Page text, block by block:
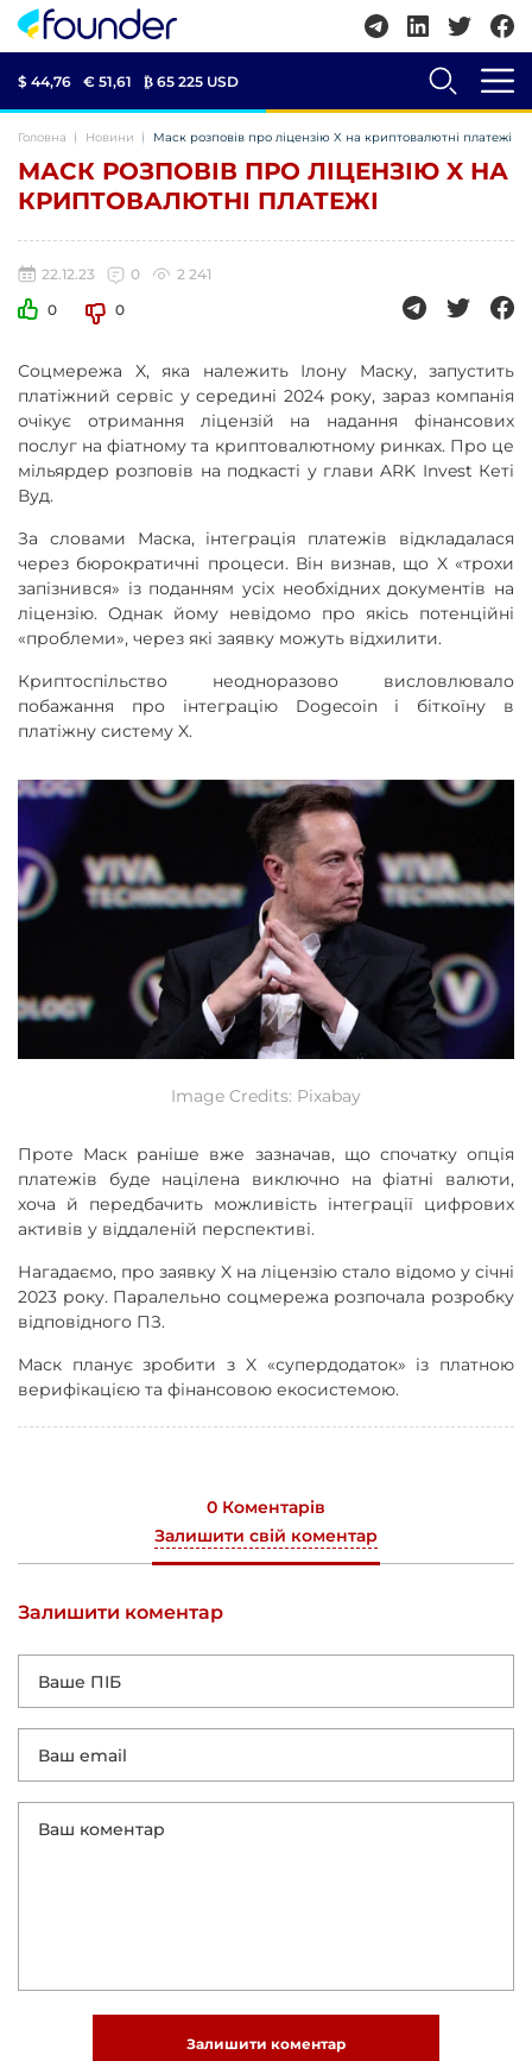
$ 44,76 € 51,61 ₿ 65 225 USD
Головна Новини Маск розповів про ліцензію X на криптовалютні платежі
МАСК РОЗПОВІВ ПРО ЛІЦЕНЗІЮ X НА
КРИПТОВАЛЮТНІ ПЛАТЕЖІ
22.12.23 0
2 241
0
0
Соцмережа X, яка належить Ілону Маску, запустить
платіжний сервіс у середині 2024 року, зараз компанія
очікує отримання ліцензій на надання фінансових
послуг на фіатному та криптовалютному ринках. Про це
мільярдер розповів на подкасті у глави ARK Invest Кеті
Вуд.
За словами Маска, інтеграція платежів відкладалася
через бюрократичні процеси. Він визнав, що X «трохи
запізнився» із поданням усіх необхідних документів на
ліцензію. Однак йому невідомо про якісь потенційні
«проблеми», через які заявку можуть відхилити.
Криптоспільство неодноразово висловлювало
побажання про інтеграцію Dogecoin і біткоїну в
платіжну систему X.
Image Credits: Pixabay
Проте Маск раніше вже зазначав, що спочатку опція
платежів буде націлена виключно на фіатні валюти,
хоча й передбачить можливість інтеграції цифрових
активів у віддаленій перспективі.
Нагадаємо, про заявку X на ліцензію стало відомо у січні
2023 року. Паралельно соцмережа розпочала розробку
відповідного ПЗ.
Маск планує зробити з X «супердодаток» із платною
верифікацією та фінансовою екосистемою.
0 Коментарів
Залишити свій коментар
Залишити коментар
Залишити коментар